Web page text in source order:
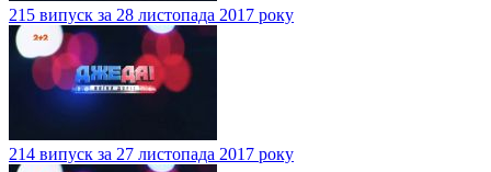
215 випуск за 28 листопада 2017 року
214 випуск за 27 листопада 2017 року